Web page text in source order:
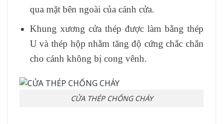
qua mặt bên ngoài của cánh cửa.
Khung xương cửa thép được làm bằng thép
U và thép hộp nhằm tăng độ cứng chắc chắn
cho cánh không bị cong vênh.
CỬA THÉP CHỐNG CHÁY